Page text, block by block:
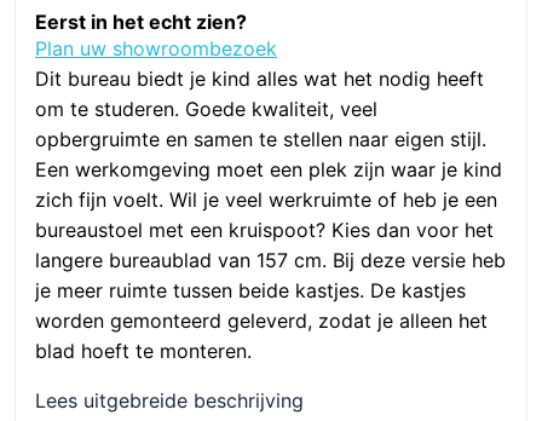
met
1
deur
en
4
laden
-
Snow
White
-
Showmodel
aantal
Eerst in het echt zien?
Plan uw showroombezoek
Dit bureau biedt je kind alles wat het nodig heeft
om te studeren. Goede kwaliteit, veel
opbergruimte en samen te stellen naar eigen stijl.
Een werkomgeving moet een plek zijn waar je kind
zich fijn voelt. Wil je veel werkruimte of heb je een
bureaustoel met een kruispoot? Kies dan voor het
langere bureaublad van 157 cm. Bij deze versie heb
je meer ruimte tussen beide kastjes. De kastjes
worden gemonteerd geleverd, zodat je alleen het
blad hoeft te monteren.
Lees uitgebreide beschrijving